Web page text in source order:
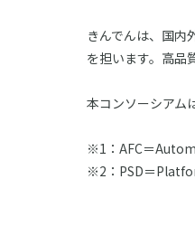
きんでんは、国内
を担います。高品
本コンソーシアム
※1：AFC＝
※2：PSD＝